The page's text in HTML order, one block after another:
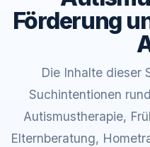
Förderung
Die Inhalte dieser
Suchintentionen
Autismustherapie,
Elternberatung,